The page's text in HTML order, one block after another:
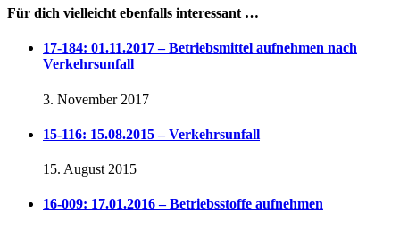
Für dich vielleicht ebenfalls interessant …
17-184: 01.11.2017 – Betriebsmittel aufnehmen nach
Verkehrsunfall
3. November 2017
15-116: 15.08.2015 – Verkehrsunfall
15. August 2015
16-009: 17.01.2016 – Betriebsstoffe aufnehmen